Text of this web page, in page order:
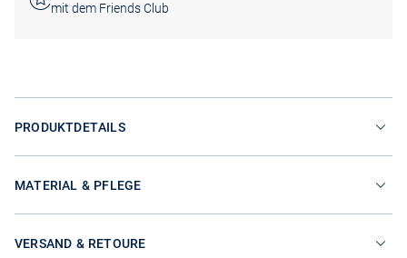
mit dem Friends Club
PRODUKTDETAILS
MATERIAL & PFLEGE
VERSAND & RETOURE